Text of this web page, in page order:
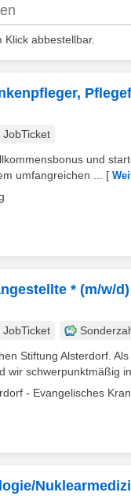
abbestellbar.
JobTicket
und
umfangreichen ...
[
* (m/w/
JobTicket
Stiftung Alsterdorf.
wir schwerpunktmäßig in
- Evangelisches